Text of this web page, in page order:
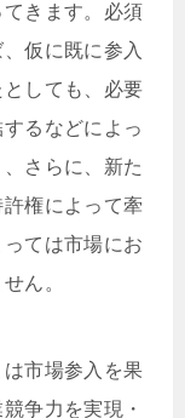
きます。必須
仮に既に参入
しても、必要
るなどによっ
さらに、新た
権によって牽
ては市場にお
ん。
市場参入を果
争力を実現・